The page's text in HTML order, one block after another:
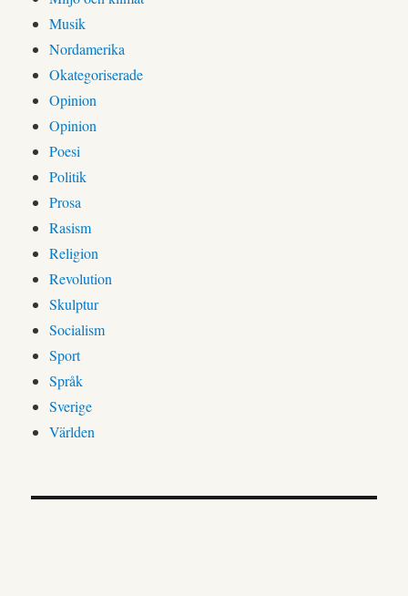
Musik
Nordamerika
Okategoriserade
Opinion
Opinion
Poesi
Politik
Prosa
Rasism
Religion
Revolution
Skulptur
Socialism
Sport
Språk
Sverige
Världen